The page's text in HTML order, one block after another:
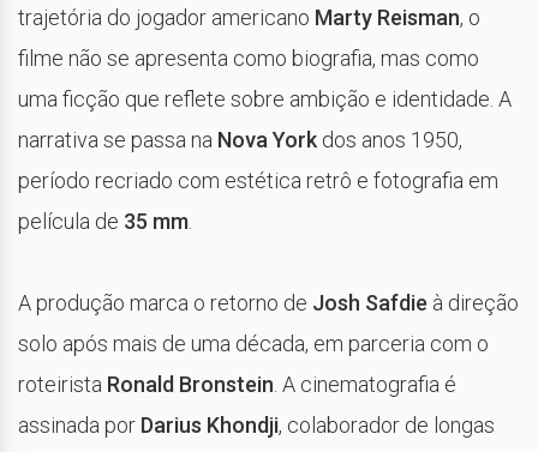
trajetória do jogador americano Marty Reisman, o
filme não se apresenta como biografia, mas como
uma ficção que reflete sobre ambição e identidade. A
narrativa se passa na Nova York dos anos 1950,
período recriado com estética retrô e fotografia em
película de 35 mm
A produção marca o retorno de Josh Safdie à direção
solo após mais de uma década, em parceria com o
roteirista Ronald Bronstein . A cinematografia é
assinada por Darius Khondji, colaborador de longas